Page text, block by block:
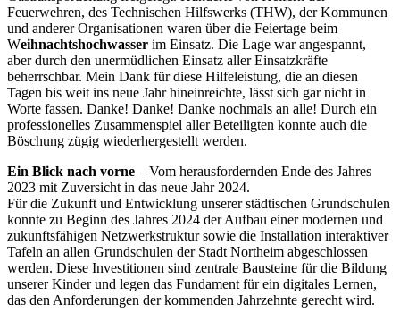
Feuerwehren, des Technischen Hilfswerks (THW), der Kommunen
und anderer Organisationen waren über die Feiertage beim
Weihnachtshochwasser im Einsatz. Die Lage war angespannt,
aber durch den unermüdlichen Einsatz aller Einsatzkräfte
beherrschbar. Mein Dank für diese Hilfeleistung, die an diesen
Tagen bis weit ins neue Jahr hineinreichte, lässt sich gar nicht in
Worte fassen. Danke! Danke! Danke nochmals an alle! Durch ein
professionelles Zusammenspiel aller Beteiligten konnte auch die
Böschung zügig wiederhergestellt werden.
Ein Blick nach vorne – Vom herausfordernden Ende des Jahres
2023 mit Zuversicht in das neue Jahr 2024.
Für die Zukunft und Entwicklung unserer städtischen Grundschulen
konnte zu Beginn des Jahres 2024 der Aufbau einer modernen und
zukunftsfähigen Netzwerkstruktur sowie die Installation interaktiver
Tafeln an allen Grundschulen der Stadt Northeim abgeschlossen
werden. Diese Investitionen sind zentrale Bausteine für die Bildung
unserer Kinder und legen das Fundament für ein digitales Lernen,
das den Anforderungen der kommenden Jahrzehnte gerecht wird.